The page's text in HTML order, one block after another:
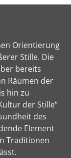
Orientierung
Stille. Die
bereits
Räumen der
hin zu
der Stille“
des
Element
Traditionen